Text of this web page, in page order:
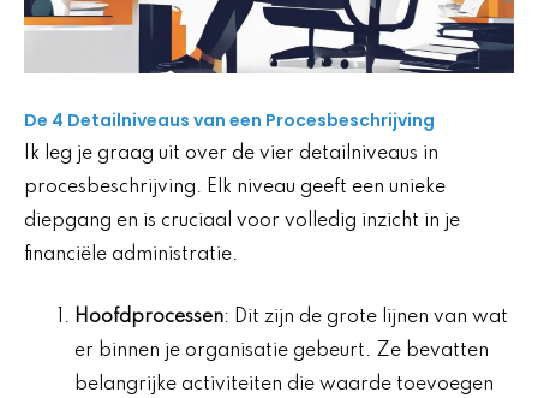
De 4 Detailniveaus van een Procesbeschrijving
Ik leg je graag uit over de vier detailniveaus in
procesbeschrijving. Elk niveau geeft een unieke
diepgang en is cruciaal voor volledig inzicht in je
financiële administratie.
Hoofdprocessen: Dit zijn de grote lijnen van wat
er binnen je organisatie gebeurt. Ze bevatten
belangrijke activiteiten die waarde toevoegen